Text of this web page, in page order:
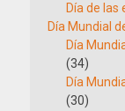
Día de
Día Mundial
Día
(34)
Día
(30)